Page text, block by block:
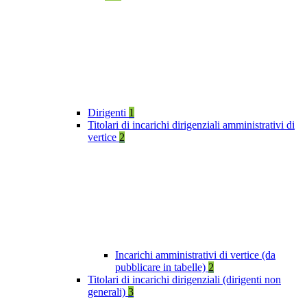
Dirigenti 1
Titolari di incarichi dirigenziali amministrativi di
vertice 2
Incarichi amministrativi di vertice (da
pubblicare in tabelle) 2
Titolari di incarichi dirigenziali (dirigenti non
generali) 3